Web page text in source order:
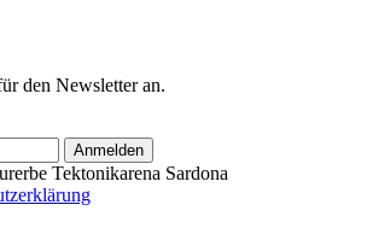
den Newsletter an.
Tektonikarena Sardona